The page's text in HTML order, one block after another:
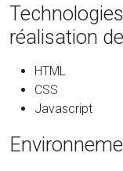
réalisation
HTML
CSS
Javascript